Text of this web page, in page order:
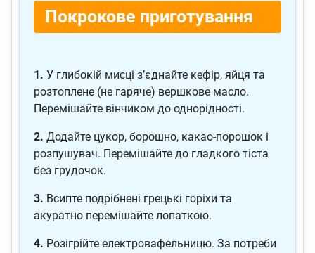
Покрокове приготування
1. У глибокій мисці з’єднайте кефір, яйця та
розтоплене (не гаряче) вершкове масло.
Перемішайте вінчиком до однорідності.
2. Додайте цукор, борошно, какао-порошок і
розпушувач. Перемішайте до гладкого тіста
без грудочок.
3. Всипте подрібнені грецькі горіхи та
акуратно перемішайте лопаткою.
4. Розігрійте електровафельницю. За потреби